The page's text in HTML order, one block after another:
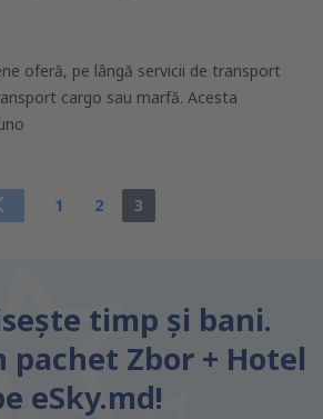
oferă, pe lângă servicii de transport
cargo sau marfă. Acesta
1 2 3
timp și bani.
pachet Zbor + Hotel
eSky.md!